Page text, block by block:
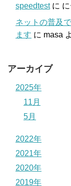
speedtestに
ネットの普及
ます に masa
アーカイブ
2025年
11月
5月
2022年
2021年
2020年
2019年